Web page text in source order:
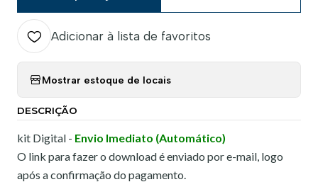
Adicionar à lista de favoritos
Mostrar estoque de locais
DESCRIÇÃO
kit Digital - Envio Imediato (Automático)
O link para fazer o download é enviado por e-mail, logo
após a confirmação do pagamento.